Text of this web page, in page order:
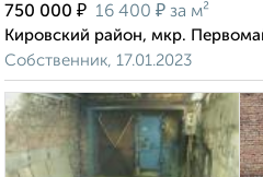
750 000 ₽ 16 400 ₽ за м²
Кировский район, мкр.
Собственник, 17.01.2023